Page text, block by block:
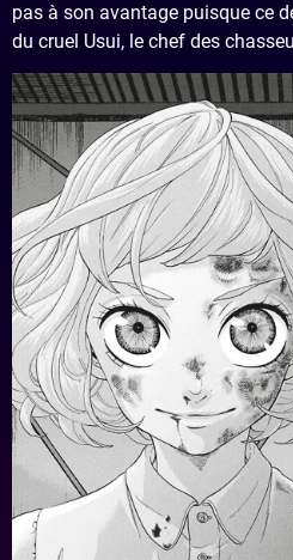
pas à son avantage puisque ce
du cruel Usui, le chef des